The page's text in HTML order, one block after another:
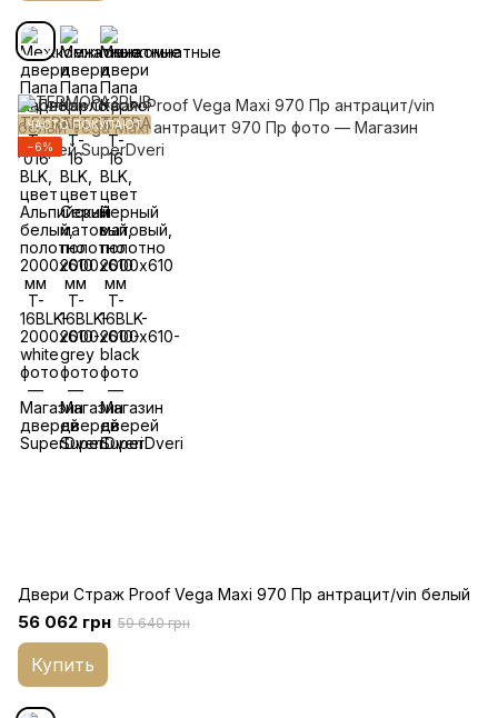
ЧАСТО ПОКУПАЮТ
−6%
Двери Страж Proof Vega Maxi 970 Пр антрацит/vin белый
56 062 грн 59 640 грн
Купить